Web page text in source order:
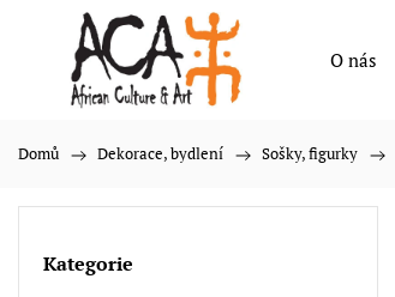
O nás
Domů / Dekorace, bydlení / Sošky, figurky /
Kategorie